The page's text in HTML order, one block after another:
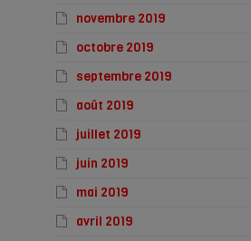
novembre 2019
octobre 2019
septembre 2019
août 2019
juillet 2019
juin 2019
mai 2019
avril 2019